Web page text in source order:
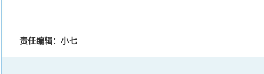
责任编辑：小七